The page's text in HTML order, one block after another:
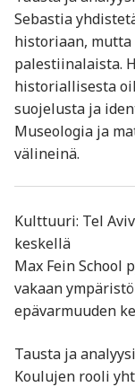
Sebastia
historiaan, mutta
palestiinalaista.
historiallisesta
suojelusta ja
Museologia ja
välineinä.
Kulttuuri: Tel
keskellä
Max Fein
vakaan
epävarmuuden
Tausta ja
Koulujen rooli